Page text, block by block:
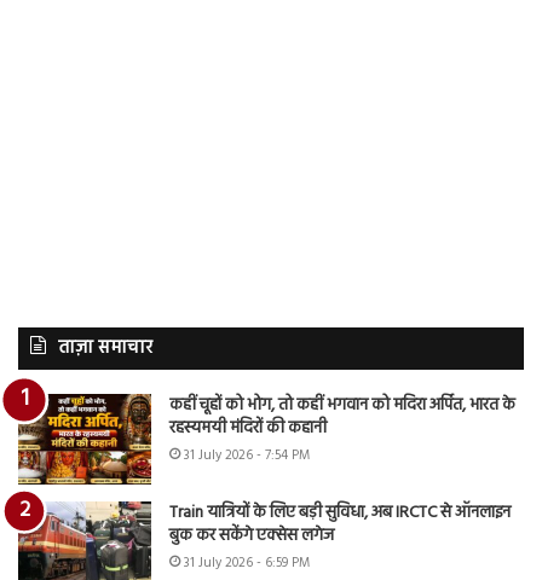
ताज़ा समाचार
कहीं चूहों को भोग, तो कहीं भगवान को मदिरा अर्पित, भारत के
रहस्यमयी मंदिरों की कहानी
31 July 2026 - 7:54 PM
Train यात्रियों के लिए बड़ी सुविधा, अब IRCTC से ऑनलाइन
बुक कर सकेंगे एक्सेस लगेज
31 July 2026 - 6:59 PM